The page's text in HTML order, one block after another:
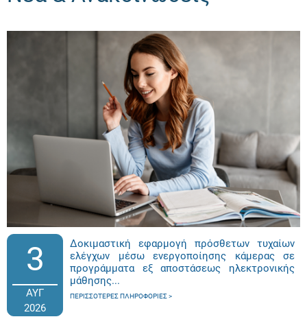
3
ΑΥΓ
2026
Δοκιμαστική εφαρμογή πρόσθετων τυχαίων
ελέγχων μέσω ενεργοποίησης κάμερας σε
προγράμματα εξ αποστάσεως ηλεκτρονικής
μάθησης...
ΠΕΡΙΣΣΌΤΕΡΕΣ ΠΛΗΡΟΦΟΡΊΕΣ